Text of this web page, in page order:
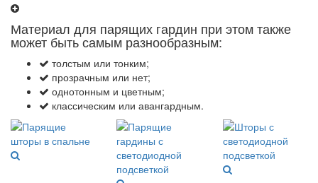
Материал для парящих гардин при этом также
может быть самым разнообразным:
толстым или тонким;
прозрачным или нет;
однотонным и цветным;
классическим или авангардным.